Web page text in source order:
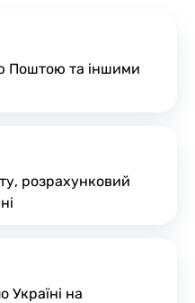
Поштою та іншими
розрахунковий
Україні на